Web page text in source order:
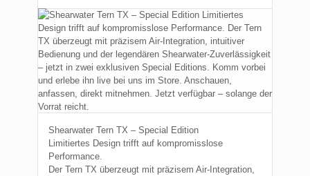
Shearwater Tern TX – Special Edition
Limitiertes Design trifft auf kompromisslose
Performance.
Der Tern TX überzeugt mit präzisem Air-Integration,